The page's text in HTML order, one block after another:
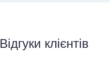
Відгуки клієнтів